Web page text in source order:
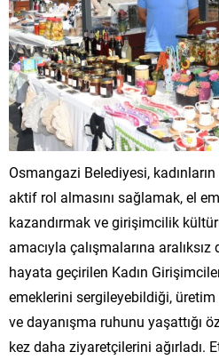
Osmangazi Belediyesi,
aktif rol almasını sağlamak, el
kazandırmak ve girişimcilik
amacıyla çalışmalarına
hayata geçirilen Kadın
emeklerini sergileyebildiği, üretim
ve dayanışma ruhunu yaşattığı
kez daha ziyaretçilerini ağırladı.